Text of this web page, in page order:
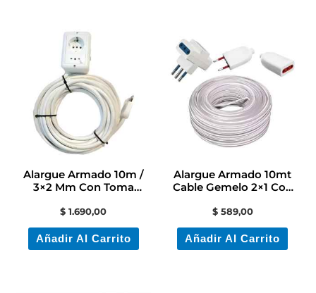
Alargue Armado 10m /
3×2 Mm Con Toma
$ 1.690,00
Añadir Al Carrito
Alargue Armado 10mt
Cable Gemelo 2×1 Con
$589,00
Añadir Al Carrito